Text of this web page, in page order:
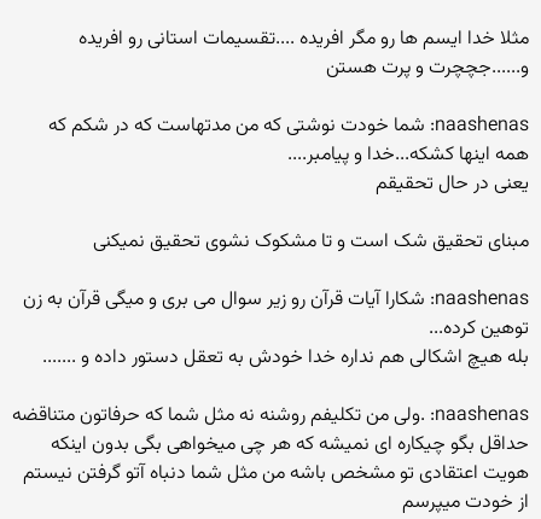
مثلا خدا ایسم ها رو مگر افریده ....تقسیمات استانی رو افریده
و......جچچرت و پرت هستن
naashenas: شما خودت نوشتی که من مدتهاست که در شکم که
همه اینها کشکه...خدا و پیامبر....
یعنی در حال تحقیقم
مبنای تحقیق شک است و تا مشکوک نشوی تحقیق نمیکنی
naashenas: شکارا آیات قرآن رو زیر سوال می بری و میگی قرآن به زن
توهین کرده...
بله هیچ اشکالی هم نداره خدا خودش به تعقل دستور داده و .......
naashenas: .ولی من تکلیفم روشنه نه مثل شما که حرفاتون متناقضه
حداقل بگو چیکاره ای نمیشه که هر چی میخواهی بگی بدون اینکه
هویت اعتقادی تو مشخص باشه من مثل شما دنباه آتو گرفتن نیستم
از خودت میپرسم